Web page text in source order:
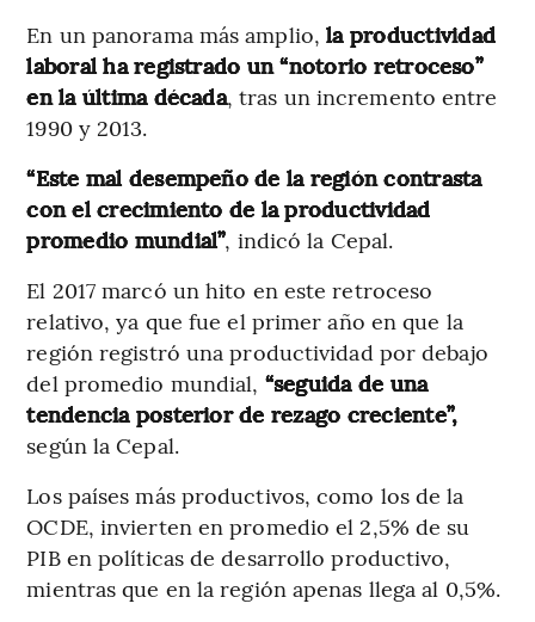
En un panorama más amplio, la productividad
laboral ha registrado un “notorio retroceso”
en la última década, tras un incremento entre
1990 y 2013.
“Este mal desempeño de la región contrasta
con el crecimiento de la productividad
promedio mundial”, indicó la Cepal.
El 2017 marcó un hito en este retroceso
relativo, ya que fue el primer año en que la
región registró una productividad por debajo
del promedio mundial, “seguida de una
tendencia posterior de rezago creciente”,
según la Cepal.
Los países más productivos, como los de la
OCDE, invierten en promedio el 2,5% de su
PIB en políticas de desarrollo productivo,
mientras que en la región apenas llega al 0,5%.